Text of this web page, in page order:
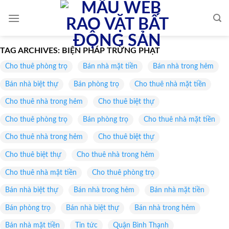
TAG ARCHIVES: BIỆN PHÁP TRỪNG PHẠT
Cho thuê phòng trọ Bán nhà mặt tiền Bán nhà trong hẻm
Bán nhà biệt thự Bán phòng trọ Cho thuê nhà mặt tiền
Cho thuê nhà trong hẻm Cho thuê biệt thự
Cho thuê phòng trọ Bán phòng trọ Cho thuê nhà mặt tiền
Cho thuê nhà trong hẻm Cho thuê biệt thự
Cho thuê biệt thự Cho thuê nhà trong hẻm
Cho thuê nhà mặt tiền Cho thuê phòng trọ
Bán nhà biệt thự Bán nhà trong hẻm Bán nhà mặt tiền
Bán phòng trọ Bán nhà biệt thự Bán nhà trong hẻm
Bán nhà mặt tiền Tin tức Quận Bình Thạnh